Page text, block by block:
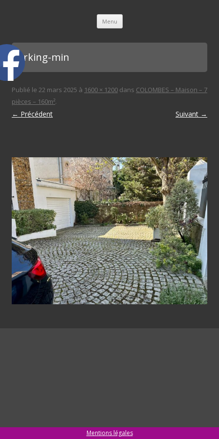
Menu Aller au contenu principal
parking-min
Publié le 22 mars 2025 à 1600 × 1200 dans COLOMBES – Maison – 7
pièces – 160m².
← Précédent Suivant →
Mentions légales